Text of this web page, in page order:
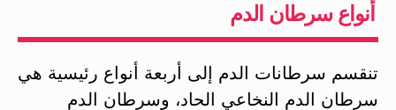
أنواع سرطان الدم
تنقسم سرطانات الدم إلى أربعة أنواع رئيسية هي
سرطان الدم النخاعي الحاد، وسرطان الدم